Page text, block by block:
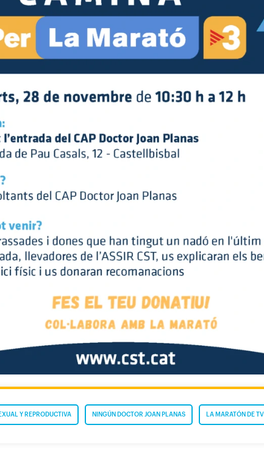
LA MARATÓN DE
NINGÚN DOCTOR JOAN PLANAS
Y REPRODUCTIVA